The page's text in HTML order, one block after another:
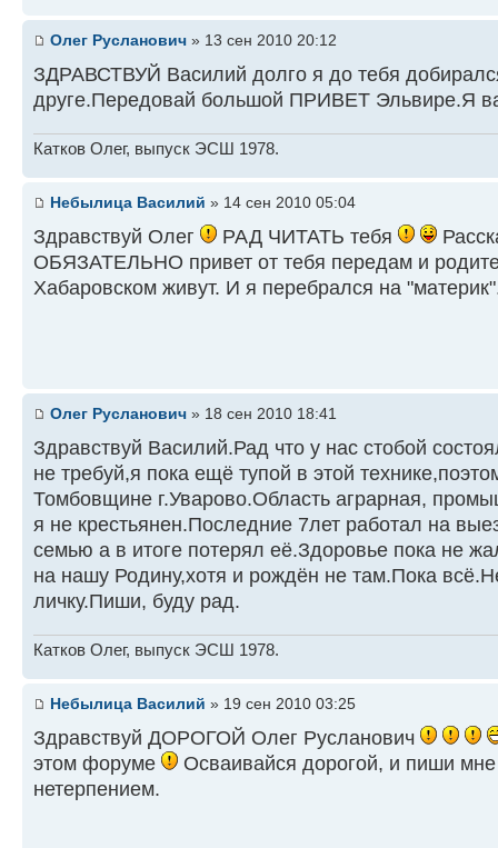
Олег Русланович » 13 сен 2010 20:12
ЗДРАВСТВУЙ Василий долго я до тебя
друге.Передовай большой ПРИВЕТ Эльвире.Я
Катков Олег, выпуск ЭСШ 1978.
Небылица Василий » 14 сен 2010 05:04
Здравствуй Олег РАД ЧИТАТЬ тебя
ОБЯЗАТЕЛЬНО привет от тебя передам и
Хабаровском живут. И я перебрался на
Олег Русланович » 18 сен 2010 18:41
Здравствуй Василий.Рад что у нас стобой
не требуй,я пока ещё тупой в этой
Томбовщине г.Уварово.Область аграрная,
я не крестьянен.Последние 7лет работал на
семью а в итоге потерял её.Здоровье пока не
на нашу Родину,хотя и рождён не там.Пока
личку.Пиши, буду рад.
Катков Олег, выпуск ЭСШ 1978.
Небылица Василий » 19 сен 2010 03:25
Здравствуй ДОРОГОЙ Олег Русланович
этом форуме
Осваивайся дорогой, и пиши
нетерпением.